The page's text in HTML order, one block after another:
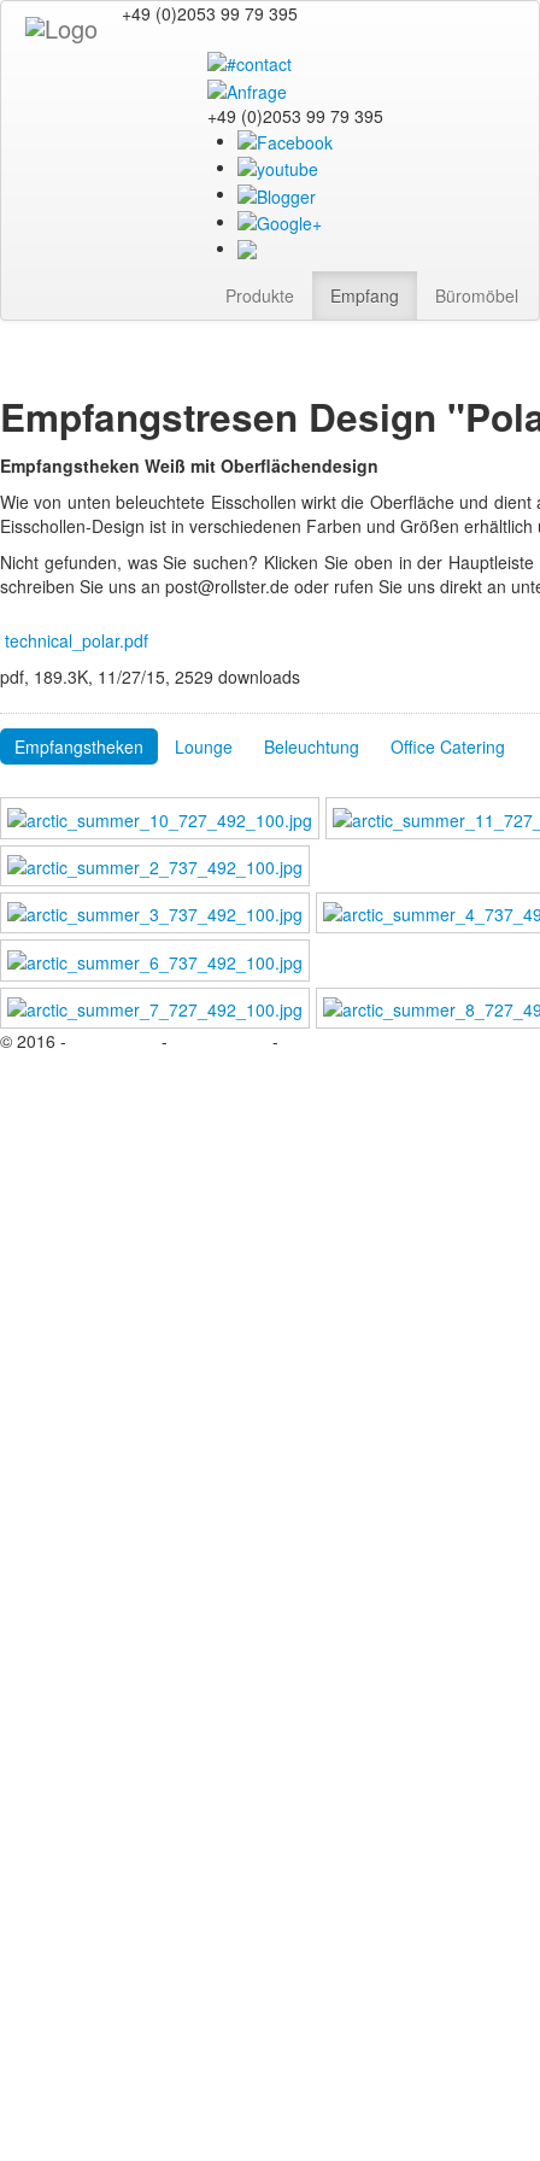
+49 (0)2053 99 79 395
+49 (0)2053 99 79 395
Produkte Empfang Büromöbel
Empfangstresen Design
Empfangstheken Weiß mit Oberflächendesign
Wie von unten beleuchtete Eisschollen wirkt die Oberfläche und
Eisschollen-Design ist in verschiedenen Farben und Größen
Nicht gefunden, was Sie suchen? Klicken Sie oben in der
schreiben Sie uns an post@rollster.de oder rufen Sie uns direkt an
technical_polar.pdf
pdf, 189.3K, 11/27/15, 2529 downloads
Empfangstheken Lounge Beleuchtung Office Catering
© 2016 - - -